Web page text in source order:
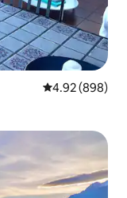
Calificación
4.92 (898)